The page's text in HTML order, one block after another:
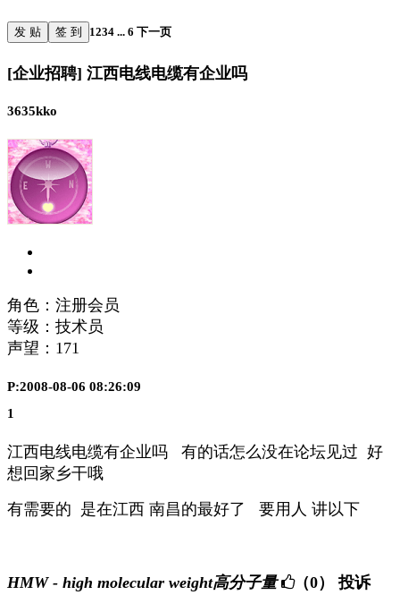
发 贴 签 到 1234 ... 6 下一页
[企业招聘] 江西电线电缆有企业吗
3635kko
角色：注册会员
等级：技术员
声望： 171
P:2008-08-06 08:26:09
1
江西电线电缆有企业吗 有的话怎么没在论坛见过 好
想回家乡干哦
有需要的 是在江西 南昌的最好了 要用人 讲以下
HMW - high molecular weight高分子量 （0） 投诉